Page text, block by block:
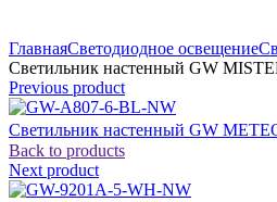
ГлавнаяСветодиодное освещение
Светильник настенный GW
Previous product
Светильник настенный GW
Back to products
Next product